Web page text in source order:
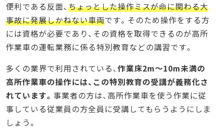
便利である反面、ちょっとした操作ミスが命に関わる大
事故に発展しかねない車両です。そのため操作をする方
には資格が必要であり、その資格を取得できるのが高所
作業車の運転業務に係る特別教育などの講習です。
多くの業界で利用されている、作業床2m～10m未満の
高所作業車の操作には、この特別教育の受講が義務化さ
れています。 事業者の方は、高所作業車を使う作業に従
事している従業員の方全員に受講してもらうようにしま
しょう。